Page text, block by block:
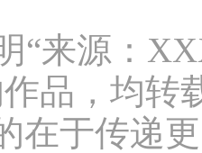
“来源：
品，均转
在于传递